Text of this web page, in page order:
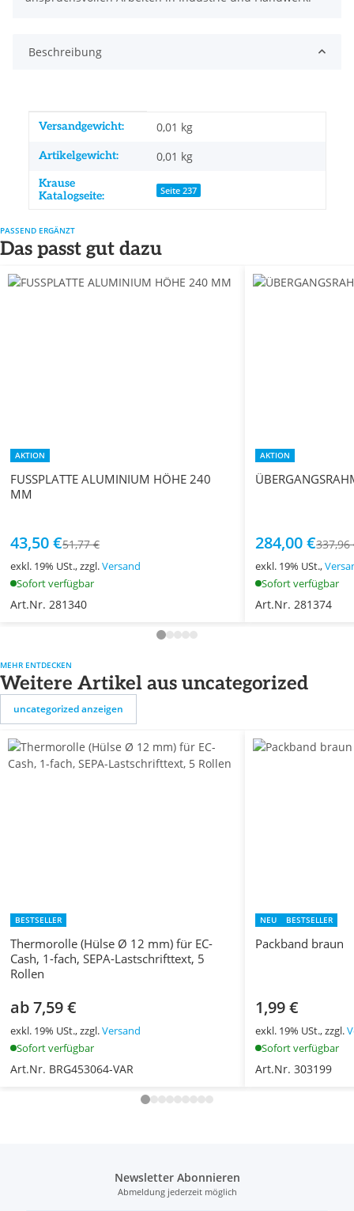
Beschreibung
Produkteigenschaft
Wert
Versandgewicht: 0,01 kg
Artikelgewicht: 0,01 kg
Krause
Katalogseite:
Seite 237
PASSEND ERGÄNZT
Das passt gut dazu
AKTION
FUSSPLATTE ALUMINIUM HÖHE 240
MM
43,50 €51,77 €
exkl. 19% USt., zzgl.Versand
Sofort verfügbar
Art.Nr. 281340
AKTION
284,00 €337,96
exkl. 19% USt.,
Sofort verfügbar
Art.Nr. 281374
MEHR ENTDECKEN
Weitere Artikel aus uncategorized
uncategorized anzeigen
BESTSELLER
Thermorolle (Hülse Ø 12 mm) für EC-
Cash, 1-fach, SEPA-Lastschrifttext, 5
Rollen
ab 7,59 €
exkl. 19% USt., zzgl.Versand
Sofort verfügbar
Art.Nr. BRG453064-VAR
NEU BESTSELLER
Packband braun
1,99 €
exkl. 19% USt., zzgl.
Sofort verfügbar
Art.Nr. 303199
Newsletter Abonnieren
Abmeldung jederzeit möglich